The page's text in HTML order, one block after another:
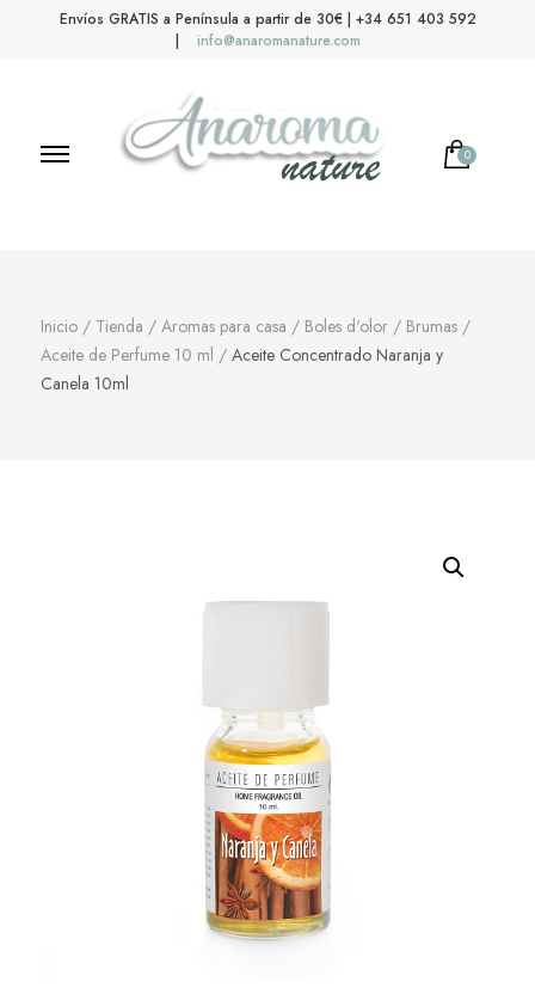
Envíos GRATIS a Península a partir de 30€ | +34 651 403 592
|
info@anaromanature.com
0
Inicio / Tienda / Aromas para casa / Boles d'olor / Brumas /
Aceite de Perfume 10 ml / Aceite Concentrado Naranja y
Canela 10ml